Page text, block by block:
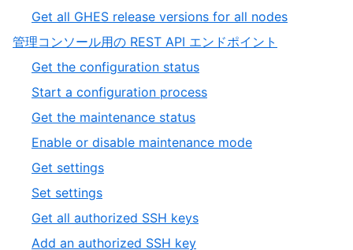
Get all GHES release versions for all nodes
管理コンソール用の REST API エンドポイント
Get the configuration status
Start a configuration process
Get the maintenance status
Enable or disable maintenance mode
Get settings
Set settings
Get all authorized SSH keys
Add an authorized SSH key